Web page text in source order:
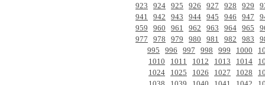
923
924 925 926 927 928 929
941
942 943 944 945 946 947
959
960 961 962 963 964 965
977
978 979 980 981 982 983
995
996 997 998 999 1000
1010
1011 1012 1013 1014
1024
1025 1026 1027 1028